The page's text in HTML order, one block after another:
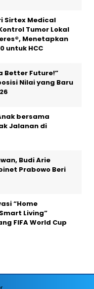
Sirtex Medical
Tumor Lokal
Menetapkan
untuk HCC
Better Future!”
Nilai yang Baru
bersama
Jalanan di
Budi Arie
Prabowo Beri
“Home
Living”
FIFA World Cup